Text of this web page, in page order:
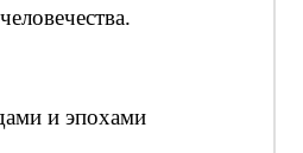
и эпохами